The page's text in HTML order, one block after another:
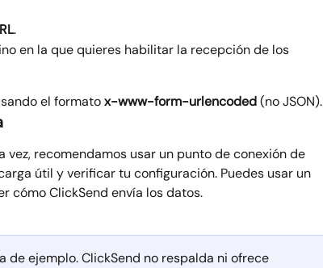
.
en la que quieres habilitar la recepción de los
el formato x-www-form-urlencoded (no JSON).
recomendamos usar un punto de conexión de
útil y verificar tu configuración. Puedes usar un
cómo ClickSend envía los datos.
de ejemplo. ClickSend no respalda ni ofrece